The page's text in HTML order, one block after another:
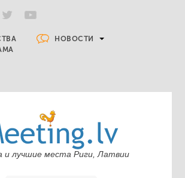
НОВОСТИ
лучшие места Риги, Латвии